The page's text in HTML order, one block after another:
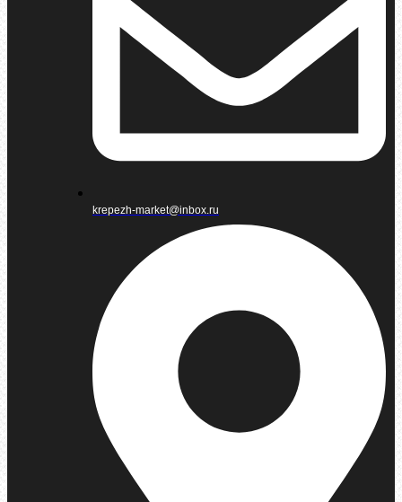
krepezh-market@inbox.ru